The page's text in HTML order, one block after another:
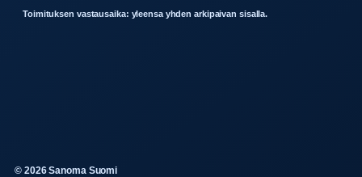
Toimituksen vastausaika: yleensa yhden arkipaivan sisalla.
© 2026 Sanoma Suomi